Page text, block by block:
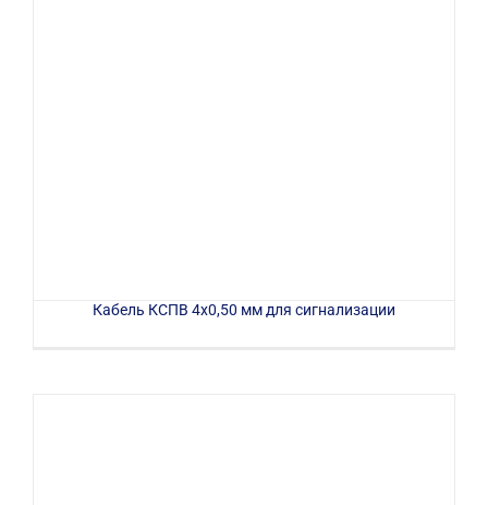
Кабель КСПВ 4х0,50 мм для сигнализации